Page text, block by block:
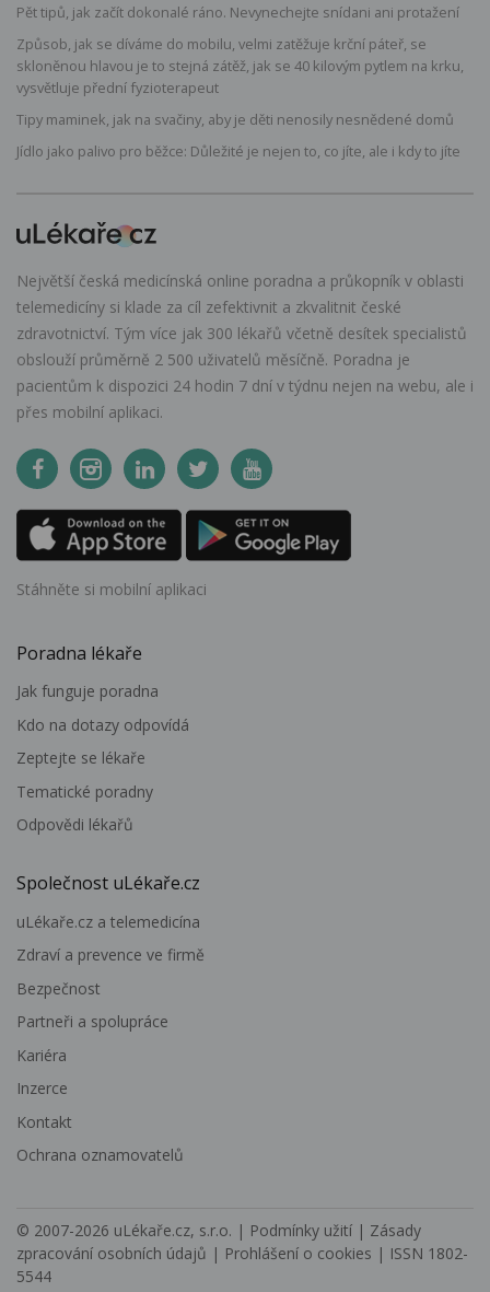
Pět tipů, jak začít dokonalé ráno. Nevynechejte snídani ani protažení
Způsob, jak se díváme do mobilu, velmi zatěžuje krční páteř, se
skloněnou hlavou je to stejná zátěž, jak se 40 kilovým pytlem na krku,
vysvětluje přední fyzioterapeut
Tipy maminek, jak na svačiny, aby je děti nenosily nesnědené domů
Jídlo jako palivo pro běžce: Důležité je nejen to, co jíte, ale i kdy to jíte
Největší česká medicínská online poradna a průkopník v oblasti
telemedicíny si klade za cíl zefektivnit a zkvalitnit české
zdravotnictví. Tým více jak 300 lékařů včetně desítek specialistů
obslouží průměrně 2 500 uživatelů měsíčně. Poradna je
pacientům k dispozici 24 hodin 7 dní v týdnu nejen na webu, ale i
přes mobilní aplikaci.
Stáhněte si mobilní aplikaci
Poradna lékaře
Jak funguje poradna
Kdo na dotazy odpovídá
Zeptejte se lékaře
Tematické poradny
Odpovědi lékařů
Společnost uLékaře.cz
uLékaře.cz a telemedicína
Zdraví a prevence ve firmě
Bezpečnost
Partneři a spolupráce
Kariéra
Inzerce
Kontakt
Ochrana oznamovatelů
© 2007-2026 uLékaře.cz, s.r.o. | Podmínky užití | Zásady
zpracování osobních údajů | Prohlášení o cookies | ISSN 1802-
5544